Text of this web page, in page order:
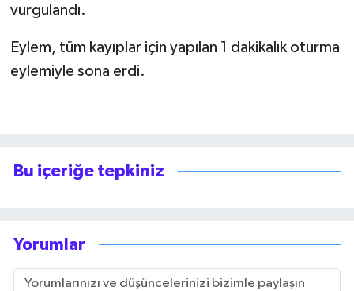
vurgulandı.
Eylem, tüm kayıplar için yapılan 1 dakikalık oturma
eylemiyle sona erdi.
Bu içeriğe tepkiniz
Yorumlar